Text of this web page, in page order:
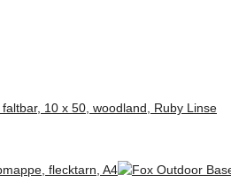
10 x 50, woodland, Ruby Linse